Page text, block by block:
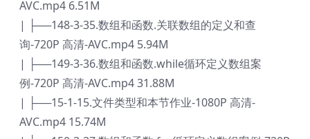
AVC.mp4 6.51M
| ├──148-3-35.数组和函数.关联数组的定义和查
询-720P 高清-AVC.mp4 5.94M
| ├──149-3-36.数组和函数.while循环定义数组案
例-720P 高清-AVC.mp4 31.88M
| ├──15-1-15.文件类型和本节作业-1080P 高清-
AVC.mp4 15.74M